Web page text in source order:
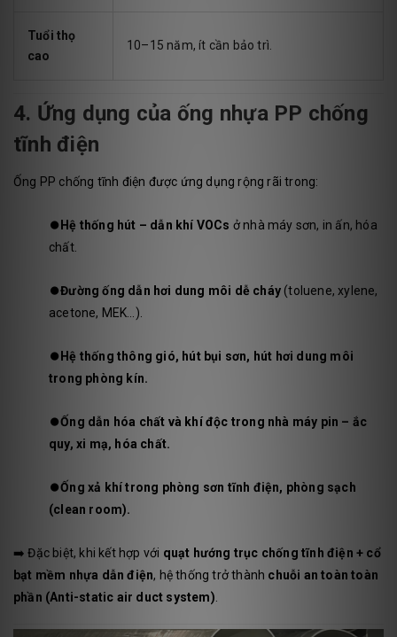
Tuổi thọ
cao
10–15 năm, ít cần bảo trì.
4. Ứng dụng của ống nhựa PP chống
tĩnh điện
Ống PP chống tĩnh điện được ứng dụng rộng rãi trong:
⏺️Hệ thống hút – dẫn khí VOCs ở nhà máy sơn, in ấn, hóa
chất.
⏺️Đường ống dẫn hơi dung môi dễ cháy (toluene, xylene,
acetone, MEK…).
⏺️Hệ thống thông gió, hút bụi sơn, hút hơi dung môi
trong phòng kín.
⏺️Ống dẫn hóa chất và khí độc trong nhà máy pin – ắc
quy, xi mạ, hóa chất.
⏺️Ống xả khí trong phòng sơn tĩnh điện, phòng sạch
(clean room).
➡️ Đặc biệt, khi kết hợp với quạt hướng trục chống tĩnh điện + cổ
bạt mềm nhựa dẫn điện, hệ thống trở thành chuỗi an toàn toàn
phần (Anti-static air duct system)